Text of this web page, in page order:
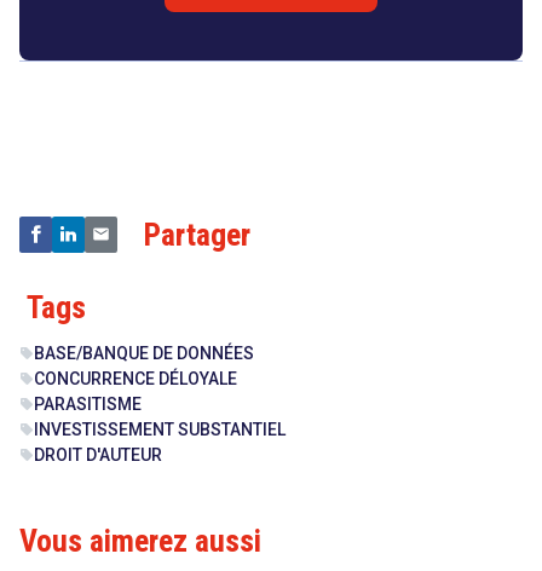
Partager
Tags
sell BASE/BANQUE DE DONNÉES
sellCONCURRENCE DÉLOYALE
sell PARASITISME
sell INVESTISSEMENT SUBSTANTIEL
sell DROIT D'AUTEUR
Vous aimerez aussi